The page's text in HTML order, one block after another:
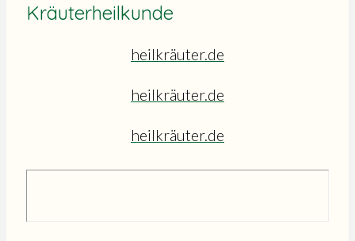
Kräuterheilkunde
heilkräuter.de
heilkräuter.de
heilkräuter.de